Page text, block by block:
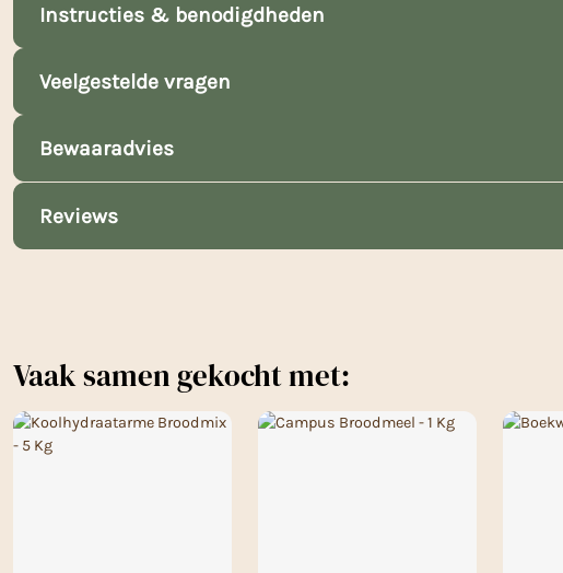
Instructies & benodigdheden
Veelgestelde vragen
Bewaaradvies
Reviews
Vaak samen gekocht met: